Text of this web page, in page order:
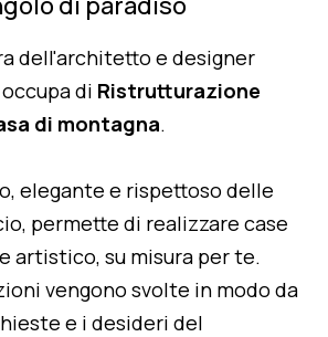
dell'architetto e designer
di Ristrutturazione
di montagna.
elegante e rispettoso delle
permette di realizzare case
artistico, su misura per te.
vengono svolte in modo da
e i desideri del